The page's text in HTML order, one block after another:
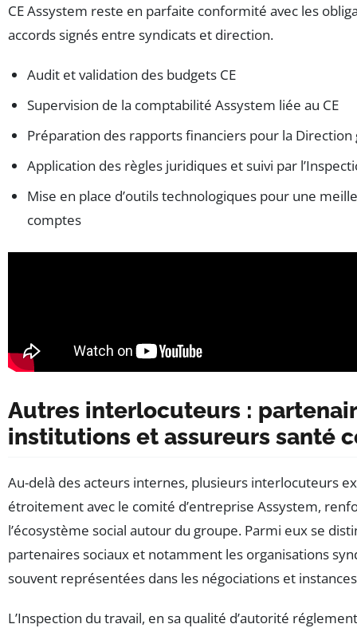
CE Assystem reste en parfaite conformité avec les
accords signés entre syndicats et direction.
Audit et validation des budgets CE
Supervision de la comptabilité Assystem liée au CE
Préparation des rapports financiers pour la Direction
Application des règles juridiques et suivi par
Mise en place d’outils technologiques pour une
comptes
Autres interlocuteurs :
institutions et assureurs santé
Au-delà des acteurs internes, plusieurs interlocuteurs
étroitement avec le comité d’entreprise Assystem,
l’écosystème social autour du groupe. Parmi eux se
partenaires sociaux et notamment les organisations
souvent représentées dans les négociations et
L’Inspection du travail, en sa qualité d’autorité